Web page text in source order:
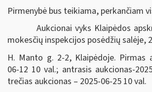
Pirmenybė bus teikiama, perkančiam
Aukcionai vyks Klaipėdos
mokesčių inspekcijos posėdžių salėje,
H. Manto g. 2-2, Klaipėdoje. Pirmas
06-12 10 val.; antrasis aukcionas-
trečias aukcionas – 2025-06-25 10 val.